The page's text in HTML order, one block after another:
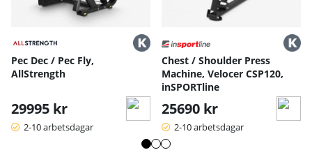
Pec Dec / Pec Fly,
AllStrength
29995 kr
2-10 arbetsdagar
Chest / Shoulder Press
Machine, Velocer CSP120,
inSPORTline
25690 kr
2-10 arbetsdagar